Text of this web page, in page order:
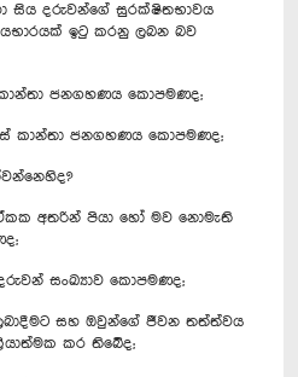
දරුවන්ගේ සුරක්ෂිතභාවය
ඉටු කරනු ලබන බව
ජනගහණය කොපමණද;
කාන්තා ජනගහණය කොපමණද;
ඒකක අතරින් පියා හෝ මව නොමැති
සංඛ්‍යාව කොපමණද;
සහ ඔවුන්ගේ ජීවන තත්ත්වය
කර තිබේද;